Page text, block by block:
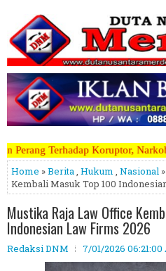
Narkoba, Teroris Musuh
Home »Berita, Hukum , Nasional
Kembali Masuk Top 100
Mustika Raja Law Office
Indonesian Law Firms 2026
Redaksi DNM 7/01/2026 06:21:00